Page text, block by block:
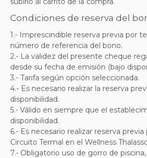
Condiciones de reserva del
1.- Imprescindible reserva previa por
número de referencia del bono.
2.- La validez del presente cheque
desde su fecha de emisión (bajo
3.- Tarifa según opción seleccionada.
4.- Es necesario realizar la reserva
disponibilidad.
5.- Válido en siempre que el
disponibilidad.
6.- Es necesario realizar reserva
Circuito Termal en el Wellness
7.- Obligatorio uso de gorro de